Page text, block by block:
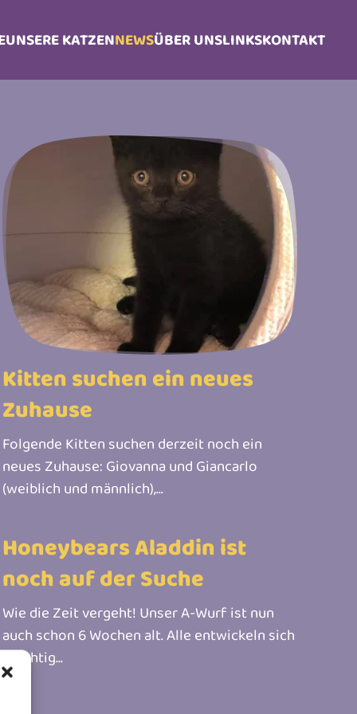
UNSERE KATZENNEWSÜBER UNSLINKSKONTAKT
Kitten suchen ein neues
Zuhause
Folgende Kitten suchen derzeit noch ein
neues Zuhause: Giovanna und Giancarlo
(weiblich und männlich),...
Honeybears Aladdin ist
noch auf der Suche
Wie die Zeit vergeht! Unser A-Wurf ist nun
auch schon 6 Wochen alt. Alle entwickeln sich
prächtig...